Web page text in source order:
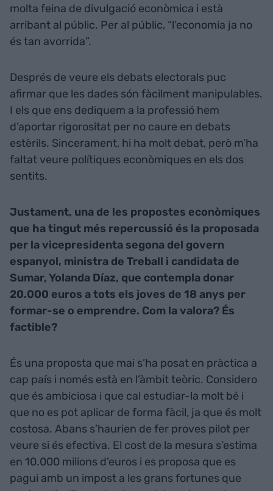
molta feina de divulgació econòmica i està
arribant al públic. Per al públic, “l’economia ja no
és tan avorrida”.
Després de veure els debats electorals puc
afirmar que les dades són fàcilment manipulables.
I els que ens dediquem a la professió hem
d’aportar rigorositat per no caure en debats
estèrils. Sincerament, hi ha molt debat, però m’ha
faltat veure polítiques econòmiques en els dos
sentits.
Justament, una de les propostes econòmiques
que ha tingut més repercussió és la proposada
per la vicepresidenta segona del govern
espanyol, ministra de Treball i candidata de
Sumar, Yolanda Díaz, que contempla donar
20.000 euros a tots els joves de 18 anys per
formar-se o emprendre. Com la valora? És
factible?
És una proposta que mai s’ha posat en pràctica a
cap país i només està en l’àmbit teòric. Considero
que és ambiciosa i que cal estudiar-la molt bé i
que no es pot aplicar de forma fàcil, ja que és molt
costosa. Abans s’haurien de fer proves pilot per
veure si és efectiva. El cost de la mesura s’estima
en 10.000 milions d’euros i es proposa que es
pagui amb un impost a les grans fortunes que